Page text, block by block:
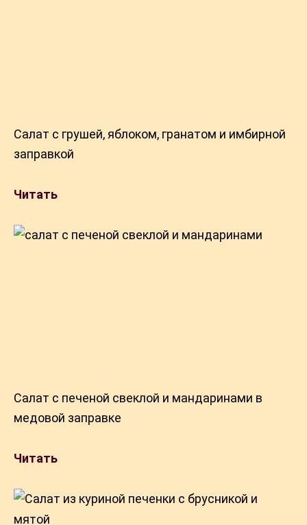
Салат с грушей, яблоком, гранатом и имбирной
заправкой
Читать
Салат с печеной свеклой и мандаринами в
медовой заправке
Читать